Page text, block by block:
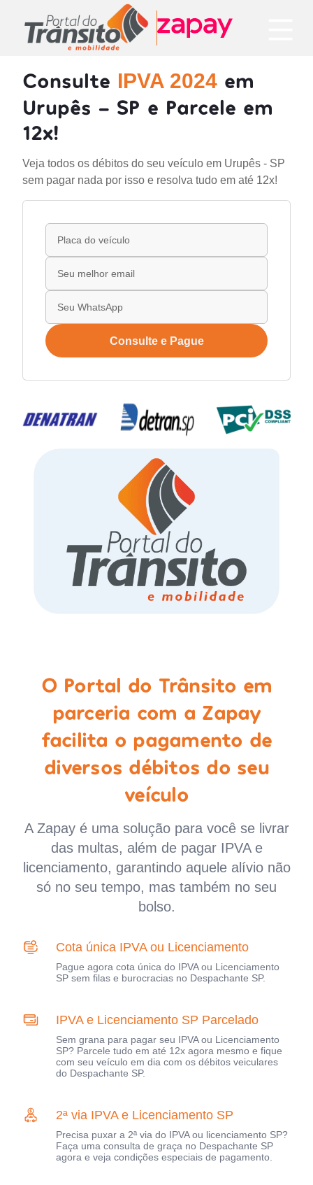
Consulte IPVA 2024 em
Urupês - SP e Parcele em
12x!
Veja todos os débitos do seu veículo em Urupês - SP
sem pagar nada por isso e resolva tudo em até 12x!
Consulte e Pague
O Portal do Trânsito em
parceria com a Zapay
facilita o pagamento de
diversos débitos do seu
veículo
A Zapay é uma solução para você se livrar
das multas, além de pagar IPVA e
licenciamento, garantindo aquele alívio não
só no seu tempo, mas também no seu
bolso.
Cota única IPVA ou Licenciamento
Pague agora cota única do IPVA ou Licenciamento
SP sem filas e burocracias no Despachante SP.
IPVA e Licenciamento SP Parcelado
Sem grana para pagar seu IPVA ou Licenciamento
SP? Parcele tudo em até 12x agora mesmo e fique
com seu veículo em dia com os débitos veiculares
do Despachante SP.
2ª via IPVA e Licenciamento SP
Precisa puxar a 2ª via do IPVA ou licenciamento SP?
Faça uma consulta de graça no Despachante SP
agora e veja condições especiais de pagamento.